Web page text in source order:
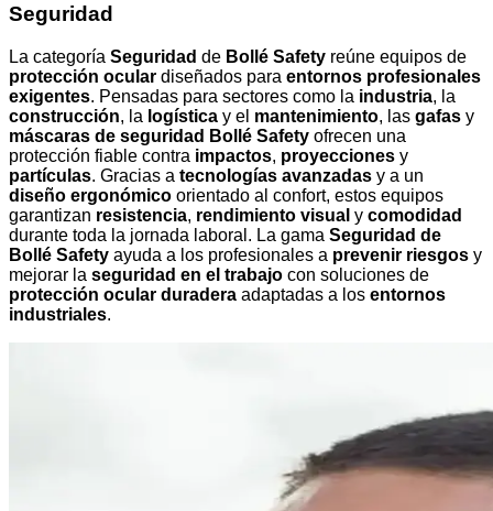
Seguridad
La categoría Seguridad de Bollé Safety reúne equipos de
protección ocular diseñados para entornos profesionales
exigentes. Pensadas para sectores como la industria, la
construcción, la logística y el mantenimiento, las gafas y
máscaras de seguridad Bollé Safety ofrecen una
protección fiable contra impactos, proyecciones y
partículas. Gracias a tecnologías avanzadas y a un
diseño ergonómico orientado al confort, estos equipos
garantizan resistencia, rendimiento visual y comodidad
durante toda la jornada laboral. La gama Seguridad de
Bollé Safety ayuda a los profesionales a prevenir riesgos y
mejorar la seguridad en el trabajo con soluciones de
protección ocular duradera adaptadas a los entornos
industriales.